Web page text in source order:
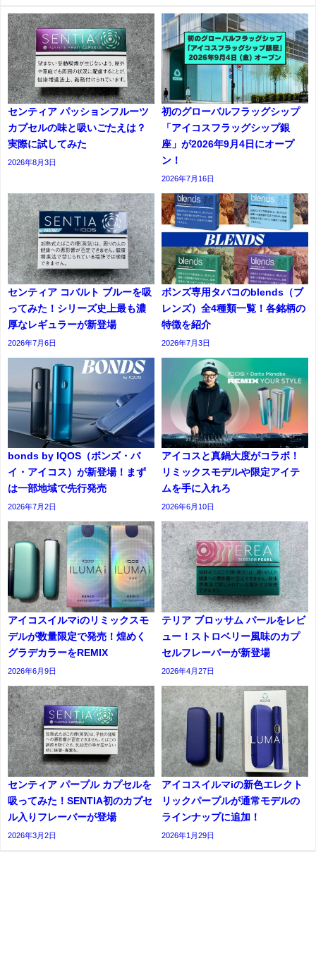
センティア パッションフルーツ
カプセルの味と吸いごたえは？
実際に試してみた
2026年8月3日
初のグローバルフラッグシップ
「アイコスフラッグシップ銀
座」が2026年9月4日にオープ
ン！
2026年7月16日
センティア コバルト ブルーを吸
ってみた！シリーズ史上最も濃
厚なレギュラーが新登場
2026年7月6日
ボンズ専用タバコのblends（ブ
レンズ）全4種類一覧！各銘柄の
特徴を紹介
2026年7月3日
bonds by IQOS（ボンズ・バ
イ・アイコス）が新登場！まず
は一部地域で先行発売
2026年7月2日
アイコスと真鍋大度がコラボ！
リミックスモデルや限定アイテ
ムを手に入れろ
2026年6月10日
アイコスイルマiのリミックスモ
デルが数量限定で発売！煌めく
グラデカラーをREMIX
2026年6月9日
テリア ブロッサム パールをレビ
ュー！ストロベリー風味のカプ
セルフレーバーが新登場
2026年4月27日
センティア パープル カプセルを
吸ってみた！SENTIA初のカプセ
ル入りフレーバーが登場
2026年3月2日
アイコスイルマiの新色エレクト
リックパープルが通常モデルの
ラインナップに追加！
2026年1月29日